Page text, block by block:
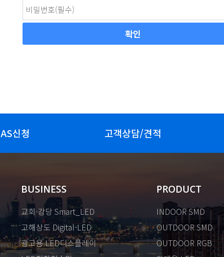
AS신청 고객상담/견적
BUSINESS
교회·강당 Smart_LED
고해상도 Digital-LED
광고용 LED디스플레이
PRODUCT
INDOOR SMD
OUTDOOR SMD
OUTDOOR RGB